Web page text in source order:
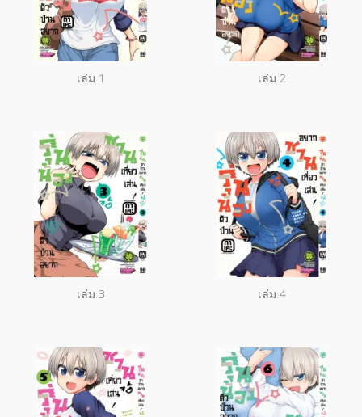
เล่ม 1 เล่ม 2
เล่ม 3 เล่ม 4